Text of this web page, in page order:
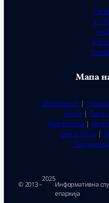
X /
Мапа
Митрополит |
Книги | Тавор
Библиотека |
Свети Отци|
© 2013 –
2025
Ин­фор­ма­тив­на
епар­хи­ја